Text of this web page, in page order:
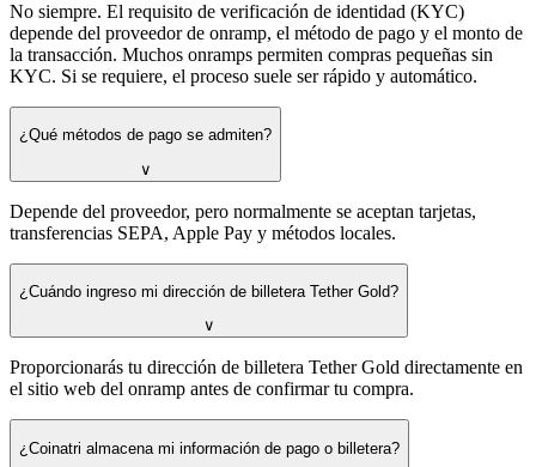
No siempre. El requisito de verificación de identidad (KYC)
depende del proveedor de onramp, el método de pago y el monto de
la transacción. Muchos onramps permiten compras pequeñas sin
KYC. Si se requiere, el proceso suele ser rápido y automático.
¿Qué métodos de pago se admiten?
∨
Depende del proveedor, pero normalmente se aceptan tarjetas,
transferencias SEPA, Apple Pay y métodos locales.
¿Cuándo ingreso mi dirección de billetera Tether Gold?
∨
Proporcionarás tu dirección de billetera Tether Gold directamente en
el sitio web del onramp antes de confirmar tu compra.
¿Coinatri almacena mi información de pago o billetera?